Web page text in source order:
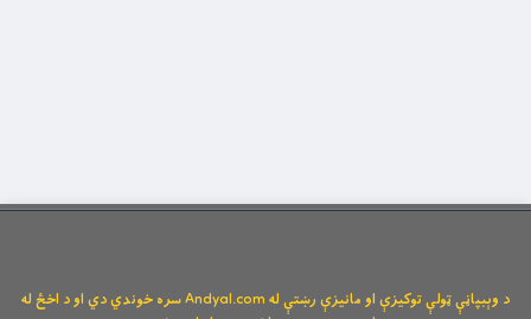
د وېبپاڼې ټولې توکیزې او مانیزې رښتې له Andyal.com سره خوندي دي او د اخځ له